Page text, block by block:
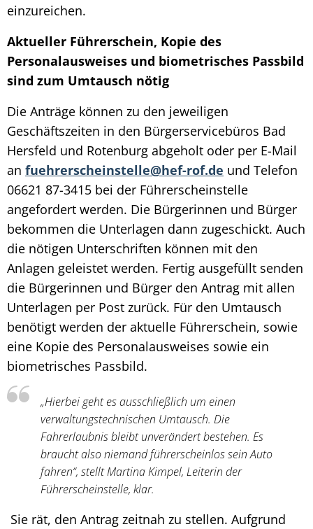
einzureichen.
Aktueller Führerschein, Kopie des
Personalausweises und biometrisches Passbild
sind zum Umtausch nötig
Die Anträge können zu den jeweiligen
Geschäftszeiten in den Bürgerservicebüros Bad
Hersfeld und Rotenburg abgeholt oder per E-Mail
an fuehrerscheinstelle@hef-rof.de und Telefon
06621 87-3415 bei der Führerscheinstelle
angefordert werden. Die Bürgerinnen und Bürger
bekommen die Unterlagen dann zugeschickt. Auch
die nötigen Unterschriften können mit den
Anlagen geleistet werden. Fertig ausgefüllt senden
die Bürgerinnen und Bürger den Antrag mit allen
Unterlagen per Post zurück. Für den Umtausch
benötigt werden der aktuelle Führerschein, sowie
eine Kopie des Personalausweises sowie ein
biometrisches Passbild.
„Hierbei geht es ausschließlich um einen
verwaltungstechnischen Umtausch. Die
Fahrerlaubnis bleibt unverändert bestehen. Es
braucht also niemand führerscheinlos sein Auto
fahren“, stellt Martina Kimpel, Leiterin der
Führerscheinstelle, klar.
Sie rät, den Antrag zeitnah zu stellen. Aufgrund